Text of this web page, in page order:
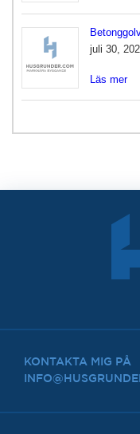
juli 30,
Läs mer
KONTAKTA MIG PÅ